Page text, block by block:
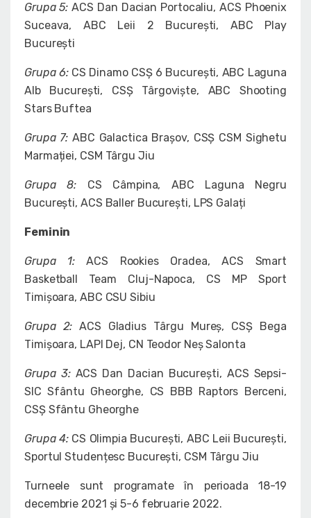
Grupa 5: ACS Dan Dacian Portocaliu, ACS Phoenix
Suceava, ABC Leii 2 București, ABC Play
București
Grupa 6:CS Dinamo CSȘ 6 București, ABC Laguna
Alb București, CSȘ Târgoviște, ABC Shooting
Stars Buftea
Grupa 7: ABC Galactica Brașov, CSȘ CSM Sighetu
Marmației, CSM Târgu Jiu
Grupa 8:CS Câmpina, ABC Laguna Negru
București, ACS Baller București, LPS Galați
Feminin
Grupa 1:ACS Rookies Oradea, ACS Smart
Basketball Team Cluj-Napoca, CS MP Sport
Timișoara, ABC CSU Sibiu
Grupa 2:ACS Gladius Târgu Mureș, CSȘ Bega
Timișoara, LAPI Dej, CN Teodor Neș Salonta
Grupa 3:ACS Dan Dacian București, ACS Sepsi-
SIC Sfântu Gheorghe, CS BBB Raptors Berceni,
CSȘ Sfântu Gheorghe
Grupa 4:CS Olimpia București, ABC Leii București,
Sportul Studențesc București, CSM Târgu Jiu
Turneele sunt programate în perioada 18-19
decembrie 2021 și 5-6 februarie 2022.